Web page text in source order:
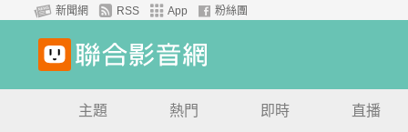
新聞網 RSS App 粉絲團
主題 熱門 即時 直播